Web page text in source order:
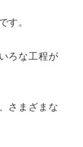
す。
ろな工程が
さまざまな